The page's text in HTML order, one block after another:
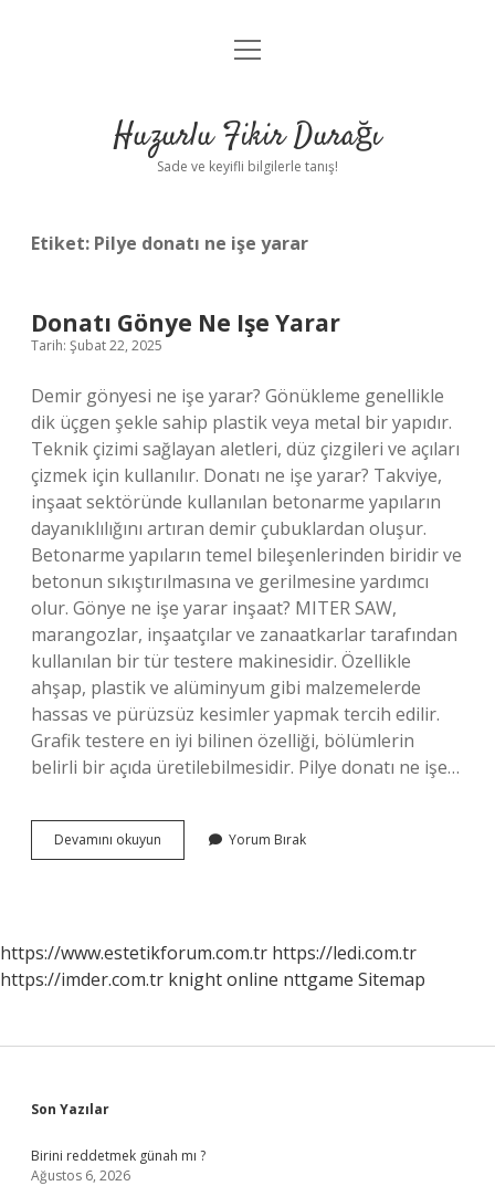
Anasayfa
Yasal Uyarı
menüyü
Huzurlu Fikir Durağı
Sade ve keyifli bilgilerle tanış!
Etiket: Pilye donatı ne işe yarar
Donatı Gönye Ne Işe Yarar
Tarih: Şubat 22, 2025
Demir gönyesi ne işe yarar? Gönükleme genellikle
dik üçgen şekle sahip plastik veya metal bir yapıdır.
Teknik çizimi sağlayan aletleri, düz çizgileri ve açıları
çizmek için kullanılır. Donatı ne işe yarar? Takviye,
inşaat sektöründe kullanılan betonarme yapıların
dayanıklılığını artıran demir çubuklardan oluşur.
Betonarme yapıların temel bileşenlerinden biridir ve
betonun sıkıştırılmasına ve gerilmesine yardımcı
olur. Gönye ne işe yarar inşaat? MITER SAW,
marangozlar, inşaatçılar ve zanaatkarlar tarafından
kullanılan bir tür testere makinesidir. Özellikle
ahşap, plastik ve alüminyum gibi malzemelerde
hassas ve pürüzsüz kesimler yapmak tercih edilir.
Grafik testere en iyi bilinen özelliği, bölümlerin
belirli bir açıda üretilebilmesidir. Pilye donatı ne işe…
Devamını okuyun
Gönye
Yorum Bırak
https://www.estetikforum.com.tr https://ledi.com.tr
https://imder.com.tr knight online nttgame Sitemap
Sidebar
Son Yazılar
Birini reddetmek günah mı ?
Ağustos 6, 2026